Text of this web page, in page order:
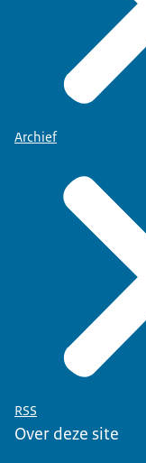
Archief
RSS
Over deze site